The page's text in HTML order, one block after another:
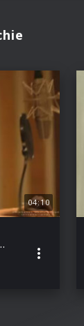
04:10
– Just for you